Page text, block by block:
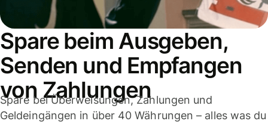
Spare beim Ausgeben,
Senden und Empfangen
von Zahlungen
Spare bei Überweisungen, Zahlungen und
Geldeingängen in über 40 Währungen – alles was du